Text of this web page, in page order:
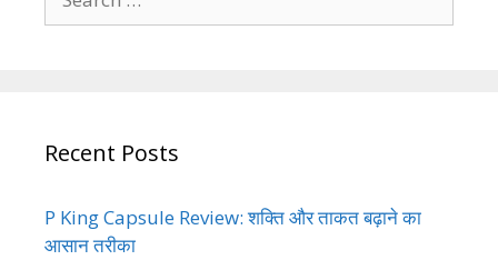
for:
Recent Posts
P King Capsule Review: शक्ति और ताकत बढ़ाने का
आसान तरीका